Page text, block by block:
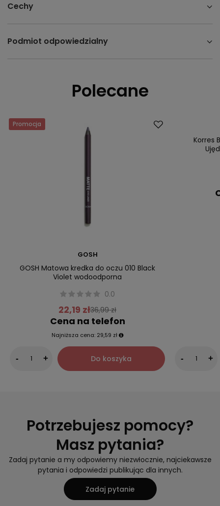
Cechy
Podmiot odpowiedzialny
Polecane
Promocja
GOSH
GOSH Matowa kredka do oczu 010 Black
Violet wodoodporna
0.0
22,19 zł36,99 zł
Cena na telefon
Najniższa cena: 29,59 zł
- + Do koszyka
NaszKorres
- +
Potrzebujesz pomocy?
Masz pytania?
Zadaj pytanie a my odpowiemy niezwłocznie, najciekawsze
pytania i odpowiedzi publikując dla innych.
Zadaj pytanie